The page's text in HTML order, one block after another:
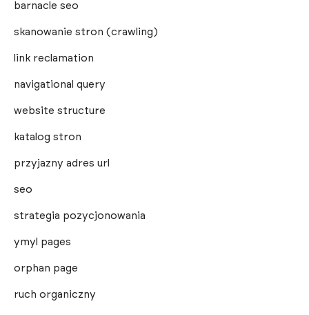
barnacle seo
skanowanie stron (crawling)
link reclamation
navigational query
website structure
katalog stron
przyjazny adres url
seo
strategia pozycjonowania
ymyl pages
orphan page
ruch organiczny